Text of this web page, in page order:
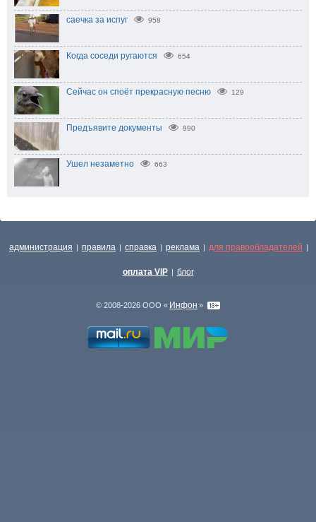
саечка за испуг 958
Когда соседи ругаются 654
Сейчас он споёт прекрасную песню 129
Предъявите документы 990
Ушел незаметно 663
администрация | правила | справка | реклама | для правообладателей |
оплата VIP | блог
© 2008-2026 ООО « Инфон »